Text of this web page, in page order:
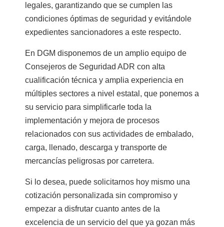
legales, garantizando que se cumplen las
condiciones óptimas de seguridad y evitándole
expedientes sancionadores a este respecto.
En DGM disponemos de un amplio equipo de
Consejeros de Seguridad ADR con alta
cualificación técnica y amplia experiencia en
múltiples sectores a nivel estatal, que ponemos a
su servicio para simplificarle toda la
implementación y mejora de procesos
relacionados con sus actividades de embalado,
carga, llenado, descarga y transporte de
mercancías peligrosas por carretera.
Si lo desea, puede solicitarnos hoy mismo una
cotización personalizada sin compromiso y
empezar a disfrutar cuanto antes de la
excelencia de un servicio del que ya gozan más